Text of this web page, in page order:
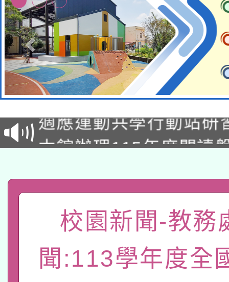
本校115學年度第2次
招甄選結果公告(無人
招)
適應運動共學行動站研
本館辦理115年度閱讀
礎課程
A3數位素養講師名單
「數位內容與教學軟
pilot」
有關大陸委員會函釋公
薪期間赴陸應申請許可
轉知經濟部水利署委託
校園新聞-教務
聞:113學年度全